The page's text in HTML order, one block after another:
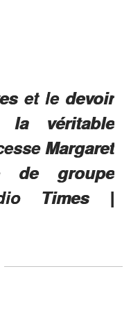
et le devoir
véritable
Margaret
de groupe
Times |